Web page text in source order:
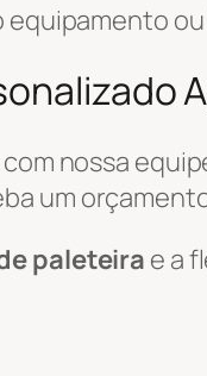
equipamento ou
nossa
um
paleteira e a